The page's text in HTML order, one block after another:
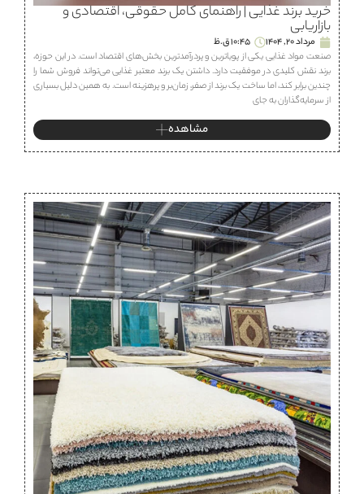
خرید برند غذایی | راهنمای کامل حقوقی، اقتصادی و
بازاریابی
مرداد 20, 1404
10:45 ق.ظ
صنعت مواد غذایی یکی از پویاترین و پردرآمدترین بخش‌های اقتصاد است. در این حوزه،
برند نقش کلیدی در موفقیت دارد. داشتن یک برند معتبر غذایی می‌تواند فروش شما را
چندین برابر کند، اما ساخت یک برند از صفر، زمان‌بر و پرهزینه است. به همین دلیل بسیاری
از سرمایه‌گذاران به جای
مشاهده